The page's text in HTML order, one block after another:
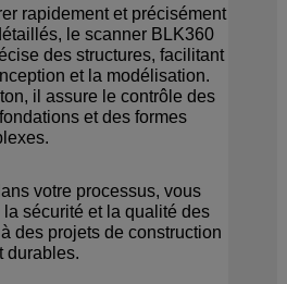
rapidement et précisément
le scanner BLK360
des structures, facilitant
et la modélisation.
il assure le contrôle des
et des formes
votre processus, vous
sécurité et la qualité des
des projets de construction
durables.